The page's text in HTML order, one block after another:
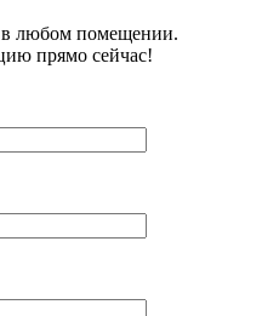
в любом помещении.
прямо сейчас!